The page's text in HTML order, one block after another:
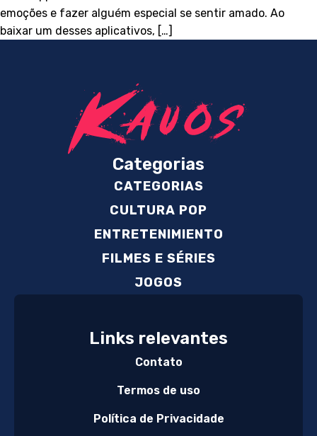
emoções e fazer alguém especial se sentir amado. Ao
baixar um desses aplicativos, […]
Categorias
CATEGORIAS
CULTURA POP
ENTRETENIMIENTO
FILMES E SÉRIES
JOGOS
Links relevantes
Contato
Termos de uso
Política de Privacidade